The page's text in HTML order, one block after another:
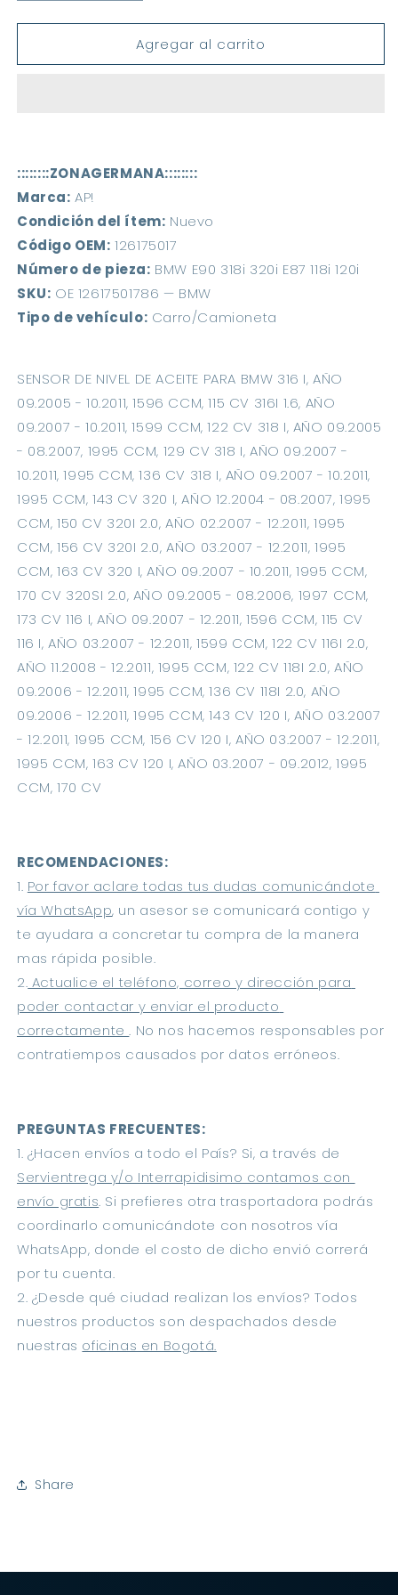
cantidad
para
Nivel
E87
118i
120i
E46
318i
cantidad
para
Sensor
Nivel
E87
120i
E46
318i
Agregar al carrito
::::::::ZONAGERMANA::::::::
Marca: AP!
Condición del ítem: Nuevo
Código OEM: 126175017
Número de pieza: BMW E90 318i 320i E87 118i 120i
SKU: OE 12617501786 — BMW
Tipo de vehículo: Carro/Camioneta
SENSOR DE NIVEL DE ACEITE PARA BMW 316 I, AÑO
09.2005 - 10.2011, 1596 CCM, 115 CV 316I 1.6, AÑO
09.2007 - 10.2011, 1599 CCM, 122 CV 318 I, AÑO 09.2005
- 08.2007, 1995 CCM, 129 CV 318 I, AÑO 09.2007 -
10.2011, 1995 CCM, 136 CV 318 I, AÑO 09.2007 - 10.2011,
1995 CCM, 143 CV 320 I, AÑO 12.2004 - 08.2007, 1995
CCM, 150 CV 320I 2.0, AÑO 02.2007 - 12.2011, 1995
CCM, 156 CV 320I 2.0, AÑO 03.2007 - 12.2011, 1995
CCM, 163 CV 320 I, AÑO 09.2007 - 10.2011, 1995 CCM,
170 CV 320SI 2.0, AÑO 09.2005 - 08.2006, 1997 CCM,
173 CV 116 I, AÑO 09.2007 - 12.2011, 1596 CCM, 115 CV
116 I, AÑO 03.2007 - 12.2011, 1599 CCM, 122 CV 116I 2.0,
AÑO 11.2008 - 12.2011, 1995 CCM, 122 CV 118I 2.0, AÑO
09.2006 - 12.2011, 1995 CCM, 136 CV 118I 2.0, AÑO
09.2006 - 12.2011, 1995 CCM, 143 CV 120 I, AÑO 03.2007
- 12.2011, 1995 CCM, 156 CV 120 I, AÑO 03.2007 - 12.2011,
1995 CCM, 163 CV 120 I, AÑO 03.2007 - 09.2012, 1995
CCM, 170 CV
RECOMENDACIONES:
1. Por favor aclare todas tus dudas comunicándote
vía WhatsApp, un asesor se comunicará contigo y
te ayudara a concretar tu compra de la manera
mas rápida posible.
2. Actualice el teléfono, correo y dirección para
poder contactar y enviar el producto
correctamente . No nos hacemos responsables por
contratiempos causados por datos erróneos.
PREGUNTAS FRECUENTES:
Servientrega y/o Interrapidisimo contamos con
envío gratis. Si prefieres otra trasportadora podrás
coordinarlo comunicándote con nosotros vía
WhatsApp, donde el costo de dicho envió correrá
por tu cuenta.
2. ¿Desde qué ciudad realizan los envíos? Todos
nuestros productos son despachados desde
nuestras oficinas en Bogotá.
Share